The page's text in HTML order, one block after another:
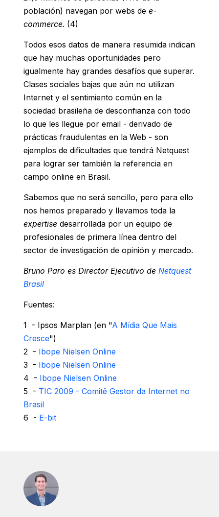
población) navegan por webs de e-
commerce. (4)
Todos esos datos de manera resumida indican
que hay muchas oportunidades pero
igualmente hay grandes desafíos que superar.
Clases sociales bajas que aún no utilizan
Internet y el sentimiento común en la
sociedad brasileña de desconfianza con todo
lo que les llegue por email - derivado de
prácticas fraudulentas en la Web - son
ejemplos de dificultades que tendrá Netquest
para lograr ser también la referencia en
campo online en Brasil.
Sabemos que no será sencillo, pero para ello
nos hemos preparado y llevamos toda la
expertise desarrollada por un equipo de
profesionales de primera línea dentro del
sector de investigación de opinión y mercado.
Bruno Paro es Director Ejecutivo de Netquest
Brasil
Fuentes:
1 - Ipsos Marplan (en "A Mídia Que Mais
Cresce")
2 - Ibope Nielsen Online
3 - Ibope Nielsen Online
4 - Ibope Nielsen Online
5 - TIC 2009 - Comitê Gestor da Internet no
Brasil
6 - E-bit